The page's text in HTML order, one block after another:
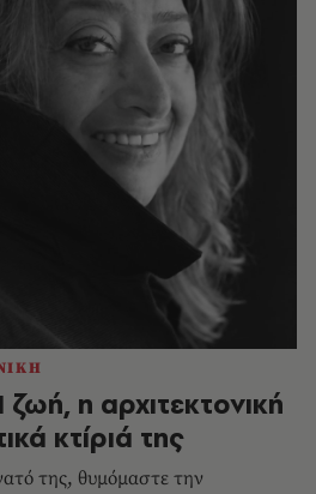
η αρχιτεκτονική
κτίριά της
της, θυμόμαστε την